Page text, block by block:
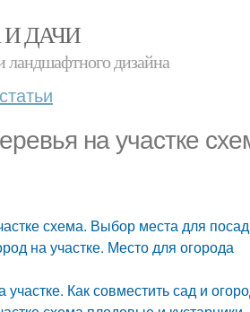
ДАЧИ
ландшафтного дизайна
статьи
на участке
схема. Выбор места для
на участке. Место для огорода
Как совместить сад и